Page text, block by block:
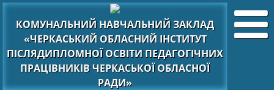
КОМУНАЛЬНИЙ НАВЧАЛЬНИЙ ЗАКЛАД
«ЧЕРКАСЬКИЙ ОБЛАСНИЙ ІНСТИТУТ
ПІСЛЯДИПЛОМНОЇ ОСВІТИ ПЕДАГОГІЧНИХ
ПРАЦІВНИКІВ ЧЕРКАСЬКОЇ ОБЛАСНОЇ
РАДИ»